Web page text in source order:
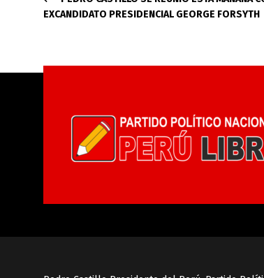
EXCANDIDATO PRESIDENCIAL GEORGE FORSYTH